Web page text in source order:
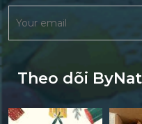
Theo dõi